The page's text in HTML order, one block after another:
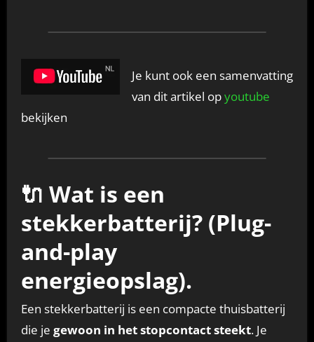
Je kunt ook een samenvatting
van dit artikel opyoutube
bekijken
🔌 Wat is een
stekkerbatterij? (Plug-
and-play
energieopslag).
Een stekkerbatterij is een compacte thuisbatterij
die je gewoon in het stopcontact steekt. Je